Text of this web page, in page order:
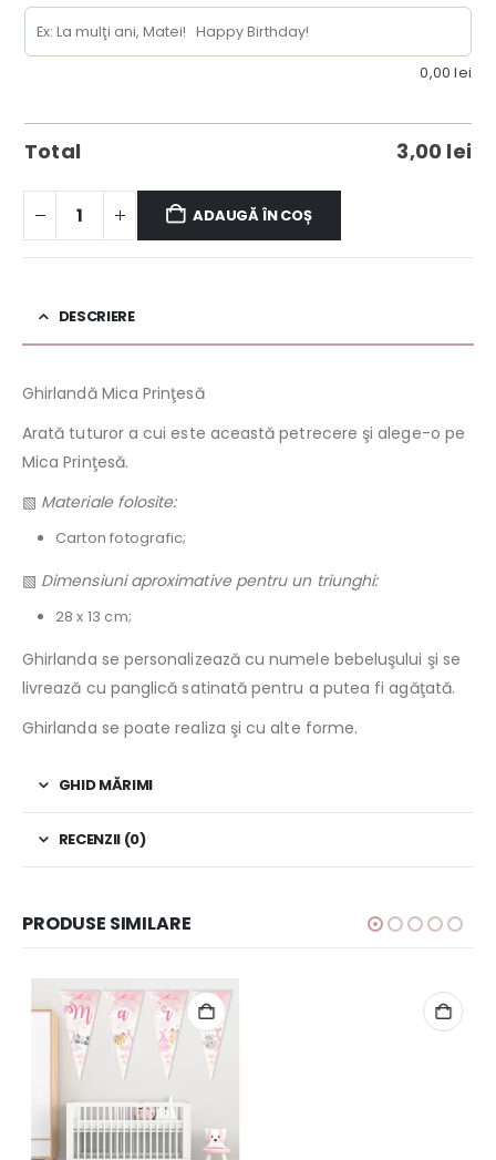
0,00lei
Total 3,00 lei
ADAUGĂ ÎN COȘ
DESCRIERE
Ghirlandă Mica Prinţesă
Arată tuturor a cui este această petrecere şi alege-o pe
Mica Prinţesă.
▧ Materiale folosite:
Carton fotografic;
▧ Dimensiuni aproximative pentru un triunghi:
28 x 13 cm;
Ghirlanda se personalizează cu numele bebeluşului şi se
livrează cu panglică satinată pentru a putea fi agăţată.
Ghirlanda se poate realiza şi cu alte forme.
GHID MĂRIMI
RECENZII (0)
PRODUSE SIMILARE